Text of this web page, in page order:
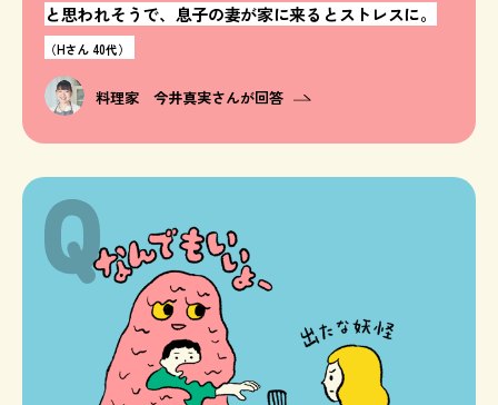
と思われそうで、息子の妻が家に来るとストレスに。
（Hさん 40代）
料理家 今井真実さんが回答